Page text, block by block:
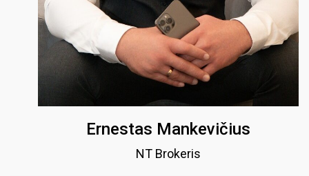
Ernestas Mankevičius
NT Brokeris